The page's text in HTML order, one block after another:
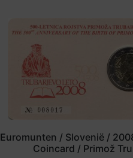
Euromunten / Slovenië /
Coincard / Primož